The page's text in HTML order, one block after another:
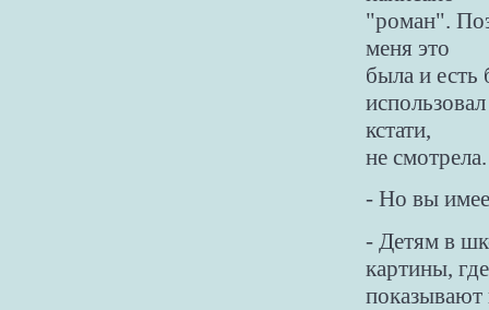
"роман".
меня это
была и есть
кстати,
не смотрела.
- Но вы
- Детям в
картины, где
показывают